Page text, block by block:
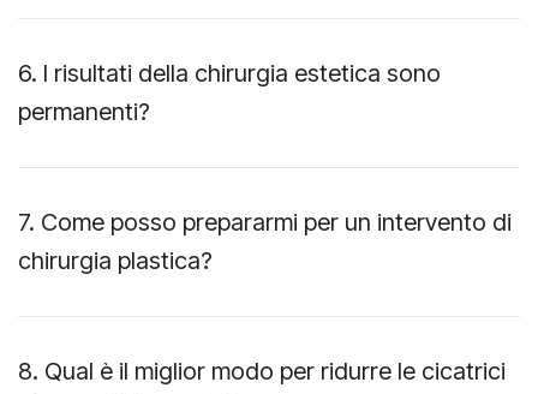
6. I risultati della chirurgia estetica sono
permanenti?
7. Come posso prepararmi per un intervento di
chirurgia plastica?
8. Qual è il miglior modo per ridurre le cicatrici